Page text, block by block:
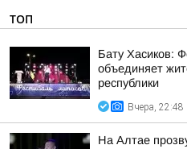
ТОП
Бату Хасиков:
объединяет
республики
Вчера, 22:48
На Алтае